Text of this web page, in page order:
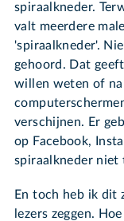
spiraalkneder.
valt meerdere
'spiraalkneder'.
gehoord. Dat
willen weten of na
verschijnen. Er
op Facebook,
spiraalkneder niet
En toch heb ik dit
lezers zeggen.